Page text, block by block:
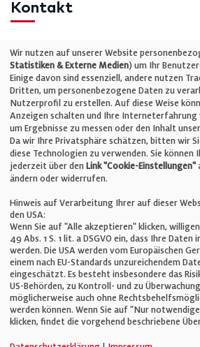
Kontakt
Telefon: +49 (0)711 2585563-0
E-Mail:info@bauelemente-bau.eu
Unternehmen
Impressum
Cookie-Einstellungen
AGB
© Verlag für Fachpublizistik GmbH
Wir nutzen auf unserer Website
Statistiken & Externe Medien) um Ihr
Einige davon sind essenziell, andere nutzen
Dritten, um personenbezogene Daten zu
Nutzerprofil zu erstellen. Auf diese Weise
Anzeigen schalten und Ihre Interneterfahrung
um Ergebnisse zu messen oder den Inhalt
Da wir Ihre Privatsphäre schätzen, bitten wir
diese Technologien zu verwenden. Sie
jederzeit über den Link "Cookie-Einstellungen"
ändern oder widerrufen.
Hinweis auf Verarbeitung Ihrer auf dieser
den USA:
Wenn Sie auf "Alle akzeptieren" klicken,
49 Abs. 1 S. 1 lit. a DSGVO ein, dass Ihre
werden. Die USA werden vom Europäischen
einem nach EU-Standards unzureichendem
eingeschätzt. Es besteht insbesondere das
US-Behörden, zu Kontroll- und zu
möglicherweise auch ohne
werden können. Wenn Sie auf "Nur
klicken, findet die vorgehend beschriebene